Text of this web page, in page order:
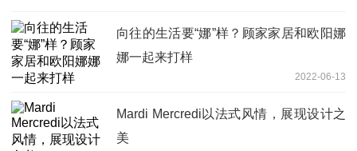
向往的生活要“娜”样？顾家家居和欧阳娜
娜一起来打样
2022-06-13
Mardi Mercredi以法式风情，展现设计之
美